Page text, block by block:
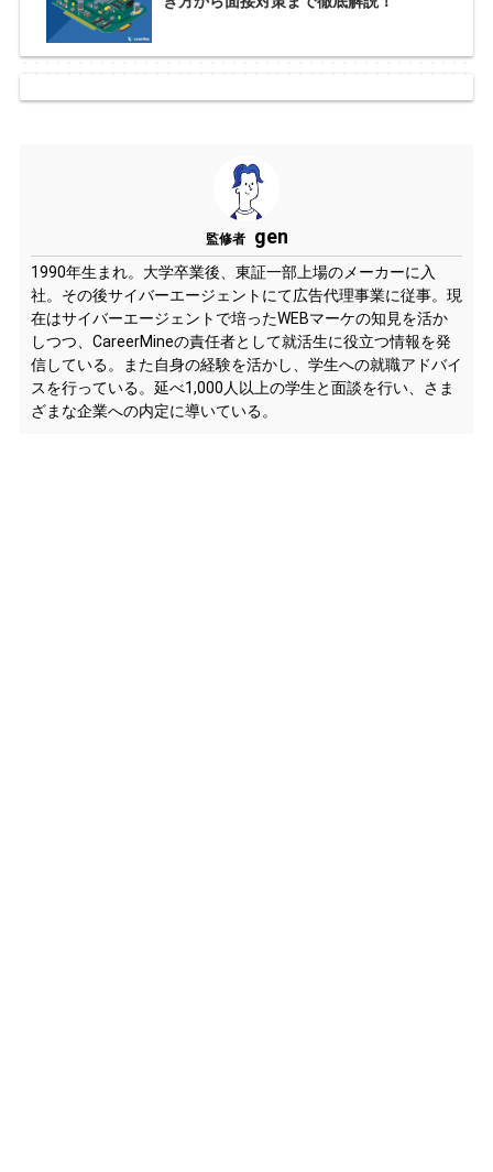
監修者 gen
1990年生まれ。大学卒業後、東証一部上場のメーカーに入
社。その後サイバーエージェントにて広告代理事業に従事。現
在はサイバーエージェントで培ったWEBマーケの知見を活か
しつつ、CareerMineの責任者として就活生に役立つ情報を発
信している。また自身の経験を活かし、学生への就職アドバイ
スを行っている。延べ1,000人以上の学生と面談を行い、さま
ざまな企業への内定に導いている。